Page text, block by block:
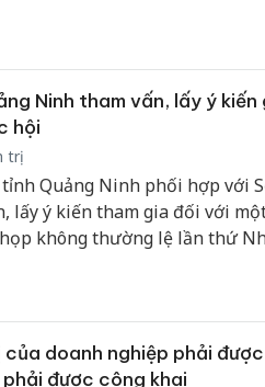
Ninh tham vấn, lấy ý kiến
hội
trị
Quảng Ninh phối hợp với
lấy ý kiến tham gia đối với
không thường lệ lần thứ
của doanh nghiệp phải
được công khai